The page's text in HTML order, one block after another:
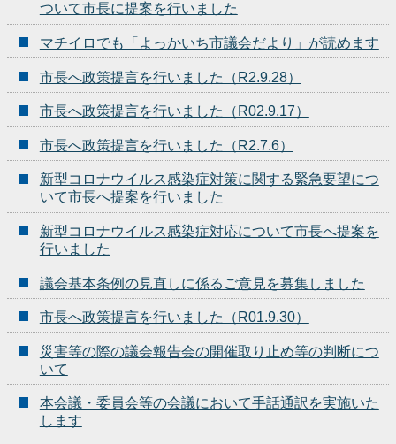
ついて市長に提案を行いました
マチイロでも「よっかいち市議会だより」が読めます
市長へ政策提言を行いました（R2.9.28）
市長へ政策提言を行いました（R02.9.17）
市長へ政策提言を行いました（R2.7.6）
新型コロナウイルス感染症対策に関する緊急要望につ
いて市長へ提案を行いました
新型コロナウイルス感染症対応について市長へ提案を
行いました
議会基本条例の見直しに係るご意見を募集しました
市長へ政策提言を行いました（R01.9.30）
災害等の際の議会報告会の開催取り止め等の判断につ
いて
本会議・委員会等の会議において手話通訳を実施いた
します